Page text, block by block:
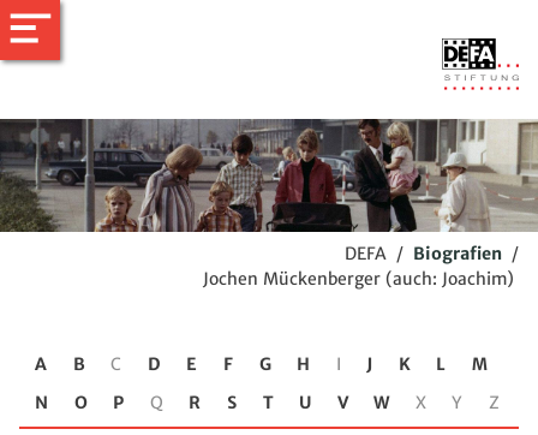
DEFA / Biografien /
Jochen Mückenberger (auch: Joachim)
A B C D E F G H I J K L
M
N
O P Q R S T U V W X Y Z